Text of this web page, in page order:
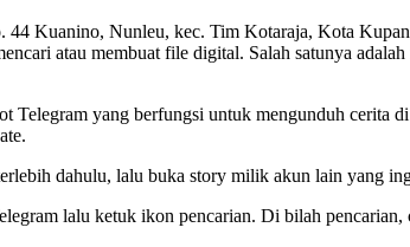
44 Kuanino, Nunleu, kec. Tim Kotaraja, Kota
atau membuat file digital. Salah satunya
Telegram yang berfungsi untuk mengunduh
dahulu, lalu buka story milik akun lain yang
lalu ketuk ikon pencarian. Di bilah